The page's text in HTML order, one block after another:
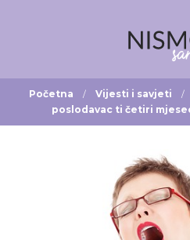
Početna Vijesti i savjeti
poslodavac ti četiri